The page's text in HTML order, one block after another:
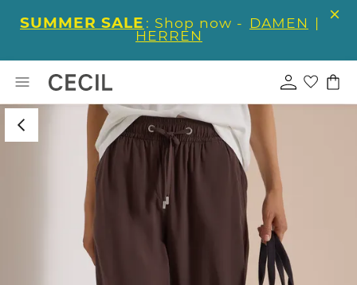
SUMMER SALE : Shop now - DAMEN |
HERREN